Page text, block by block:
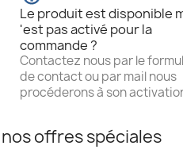
Le produit est disponible
'est pas activé pour la
commande ?
Contactez nous par le
de contact ou par mail nous
procéderons à son
offres spéciales